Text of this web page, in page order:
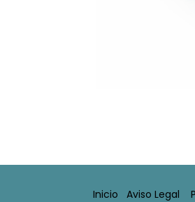
Inicio Aviso Legal​